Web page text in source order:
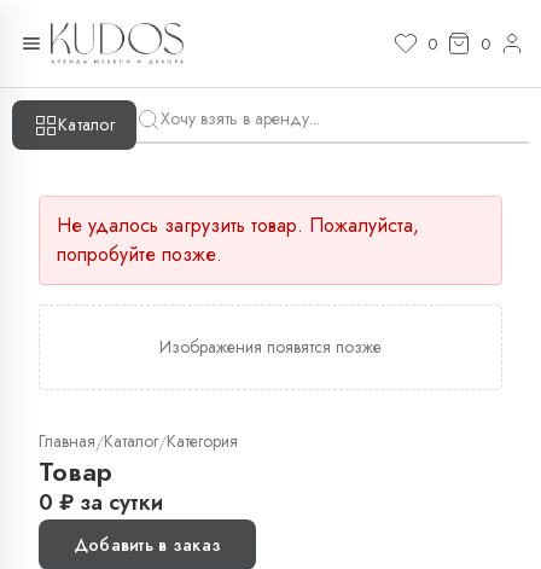
0 0
Каталог
Не удалось загрузить товар. Пожалуйста,
попробуйте позже.
Изображения появятся позже
Главная/Каталог/Категория
Товар
0 ₽ за сутки
Добавить в заказ